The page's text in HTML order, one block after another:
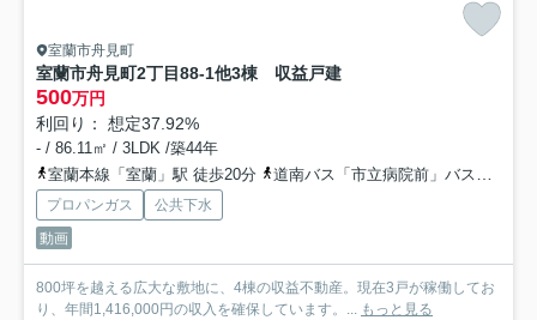
室蘭市舟見町
室蘭市舟見町2丁目88-1他3棟 収益戸建
500万円
利回り： 想定37.92%
- / 86.11㎡ / 3LDK /築44年
室蘭本線「室蘭」駅 徒歩20分
道南バス「市立病院前」バス停下車 徒歩14分
プロパンガス
公共下水
動画
800坪を越える広大な敷地に、4棟の収益不動産。現在3戸が稼働してお
り、年間1,416,000円の収入を確保しています。... もっと見る